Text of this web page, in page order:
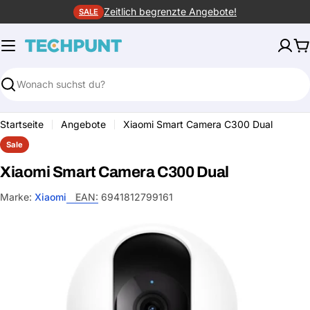
Inhalt
springen
SALE Zeitlich begrenzte Angebote!
Suchen
Startseite Angebote Xiaomi Smart Camera C300 Dual
Sale
Xiaomi Smart Camera C300 Dual
Marke: Xiaomi EAN: 6941812799161